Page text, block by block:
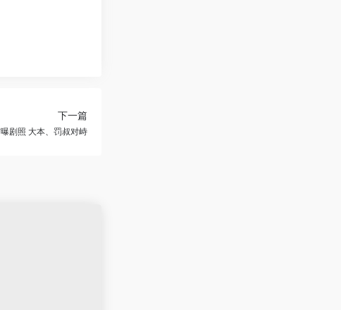
下一篇
剧照 大本、罚叔对峙